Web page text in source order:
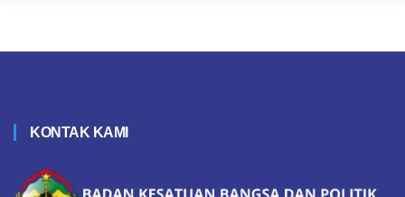
KONTAK KAMI